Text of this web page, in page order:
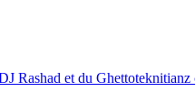
Rashad et du